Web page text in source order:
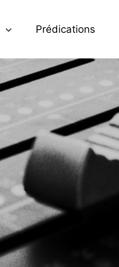
Prédications